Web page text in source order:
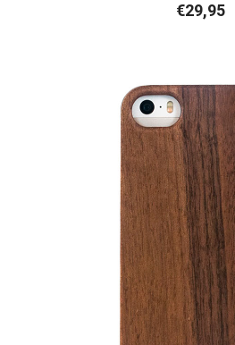
€29,95